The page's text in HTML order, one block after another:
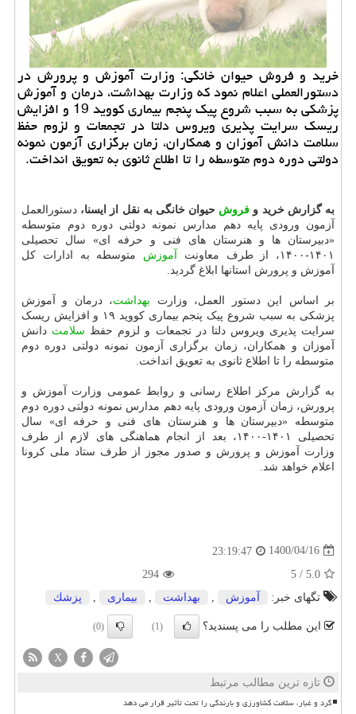
خرید و فروش حیوان خانگی: وزارت آموزش و پرورش در
دستورالعملی اعلام نمود که وزارت بهداشت، درمان و آموزش
پزشکی به سبب شروع پیک پنجم بیماری کووید 19 و افزایش
ریسک سرایت پذیری ویروس دلتا در تجمعات و لزوم حفظ
سلامت دانش آموزان و همکاران، زمان برگزاری آزمون نمونه
دولتی دوره دوم متوسطه را تا اطلاع ثانوی به تعویق انداخت.
به گزارش خرید و فروش حیوان خانگی به نقل از ایسنا، دستورالعمل
آزمون ورودی پایه دهم مدارس نمونه دولتی دوره دوم متوسطه
«دبیرستان ها و هنرستان های فنی و حرفه ای» سال تحصیلی
۱۴۰۱-۱۴۰۰، از طرف معاونت
آموزش متوسطه به ادارات کل
آموزش و پرورش استانها ابلاغ گردید.
بر اساس این دستور العمل، وزارت بهداشت، درمان و آموزش
پزشکی به سبب شروع پیک پنجم بیماری کووید ۱۹ و افزایش ریسک
سرایت پذیری ویروس دلتا در تجمعات و لزوم حفظ سلامت دانش
آموزان و همکاران، زمان برگزاری آزمون نمونه دولتی دوره دوم
متوسطه را تا اطلاع ثانوی به تعویق انداخت.
به گزارش مرکز اطلاع رسانی و روابط عمومی وزارت آموزش و
پرورش، زمان آزمون ورودی پایه دهم مدارس نمونه دولتی دوره دوم
متوسطه «دبیرستان ها و هنرستان های فنی و حرفه ای» سال
تحصیلی ۱۴۰۱-۱۴۰۰، بعد از انجام هماهنگی های لازم از طرف
وزارت آموزش و پرورش و صدور مجوز از طرف ستاد ملی کرونا
اعلام خواهد شد.
1400/04/16
23:19:47
5.0
/
5
294
تگهای خبر:
آموزش بهداشت بیماری پزشك
این مطلب را می پسندید؟ (1)
(0)
X
تازه ترین مطالب مرتبط
گرد و غبار، سلامت کشاورزی و بارندگی را تحت تأثیر قرار می دهد